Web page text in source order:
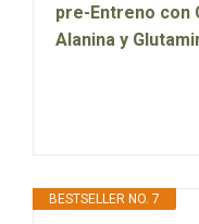
pre-Entreno con
Alanina y
BESTSELLER NO. 7